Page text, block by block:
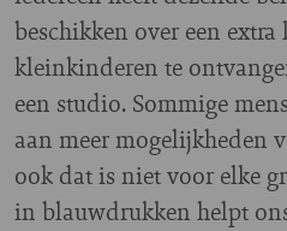
beschikken over een
kleinkinderen te
een studio. Sommige
aan meer mogelijkheden
ook dat is niet voor elke
in blauwdrukken helpt